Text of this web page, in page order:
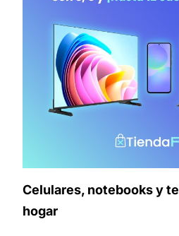
Celulares, notebooks y
hogar